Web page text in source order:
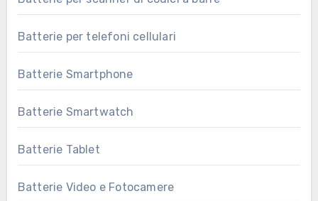
Batterie per telefoni cellulari
Batterie Smartphone
Batterie Smartwatch
Batterie Tablet
Batterie Video e Fotocamere